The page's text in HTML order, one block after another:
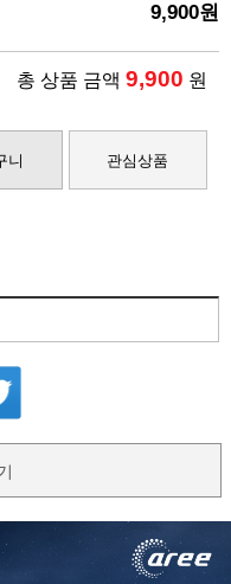
9,900원
총 상품 금액 9,900 원
니 관심상품